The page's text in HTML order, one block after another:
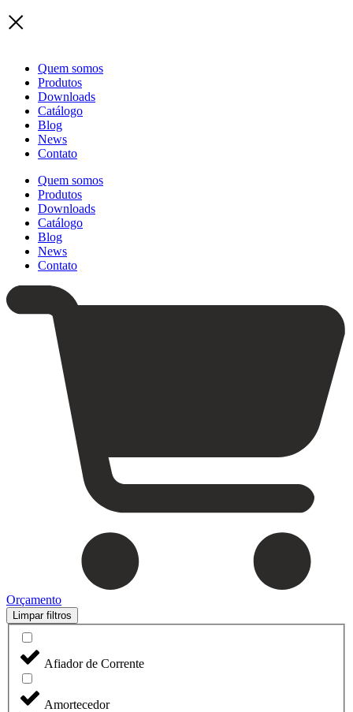
Quem somos
Produtos
Downloads
Catálogo
Blog
News
Contato
Quem somos
Produtos
Downloads
Catálogo
Blog
News
Contato
Orçamento
Limpar filtros
Afiador de Corrente
Amortecedor